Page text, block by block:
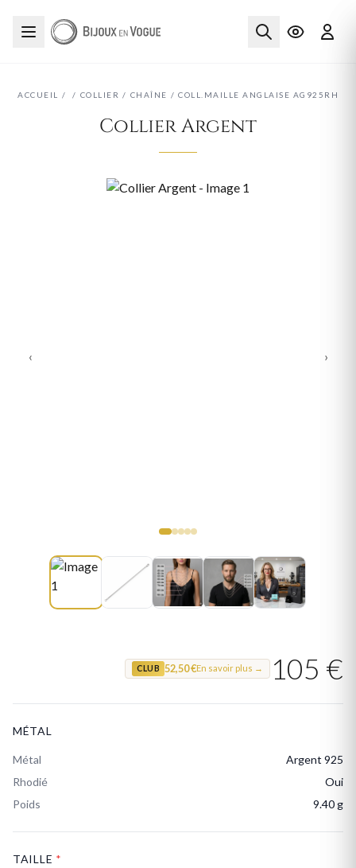
ACCUEIL / / COLLIER / CHAÎNE / COLL.MAILLE ANGLAISE AG925RH
Collier Argent
‹ ›
CLUB 52,50 €En savoir plus → 105 €
MÉTAL
Métal
Argent 925
Rhodié
Oui
Poids
9.40 g
TAILLE *